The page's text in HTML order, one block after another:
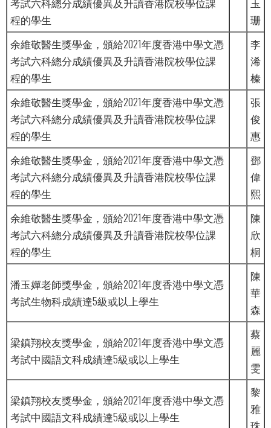
程的學生
珊
余維敬醫生獎學金，頒給2021年度香港中學文憑
考試六科總分成績優異及升讀香港院校學位課
程的學生
李
浠
榛
余維敬醫生獎學金，頒給2021年度香港中學文憑
考試六科總分成績優異及升讀香港院校學位課
程的學生
張
俊
惠
余維敬醫生獎學金，頒給2021年度香港中學文憑
考試六科總分成績優異及升讀香港院校學位課
程的學生
鄧
偉
熙
余維敬醫生獎學金，頒給2021年度香港中學文憑
考試六科總分成績優異及升讀香港院校學位課
程的學生
陳
欣
桐
潘玉嬋老師獎學金，頒給2021年度香港中學文憑
考試生物科成績達5級或以上學生
陳
華
森
梁鎮翔校友獎學金，頒給2021年度香港中學文憑
考試中國語文科成績達5級或以上學生
蔡
麗
雯
梁鎮翔校友獎學金，頒給2021年度香港中學文憑
考試中國語文科成績達5級或以上學生
黎
雅